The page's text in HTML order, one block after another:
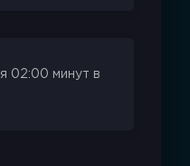
02:00 минут в